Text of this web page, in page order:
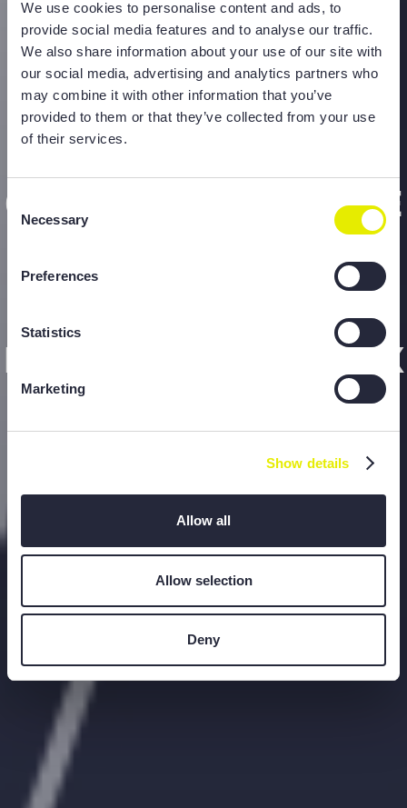
We use cookies to personalise content and ads, to
provide social media features and to analyse our traffic.
We also share information about your use of our site with
our social media, advertising and analytics partners who
may combine it with other information that you’ve
provided to them or that they’ve collected from your use
of their services.
Consent
Selection
Necessary
Preferences
Statistics
Marketing
Show details
Allow all
Allow selection
Deny
TECHNIPLUS
RENCONTRE LE
CONSUL GÉNÉRAL DE
DISCUTER DU
RENFORCEMENT DES
LIENS COMMERCIAUX
ENTRE MALTE ET LE
MAROC